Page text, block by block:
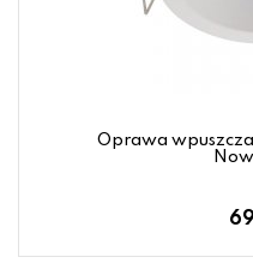
Oprawa